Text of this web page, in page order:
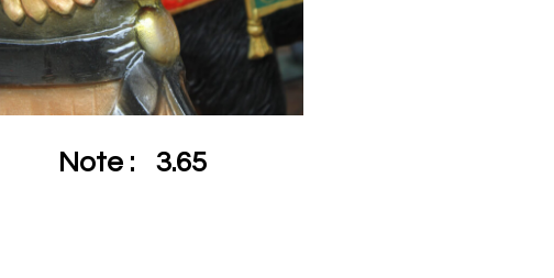
Note : 3.65